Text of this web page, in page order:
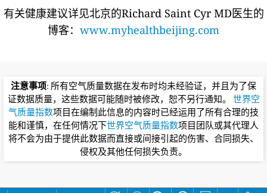
有关健康建议详见北京的Richard Saint Cyr MD医生的
博客： www.myhealthbeijing.com
注意事项: 所有空气质量数据在发布时均未经验证，并且为了保
证数据质量，这些数据可能随时被修改，恕不另行通知。 世界空
气质量指数项目在编制此信息的内容时已经运用了所有合理的技
能和谨慎，在任何情况下世界空气质量指数项目团队或其代理人
将不会为由于提供此数据而直接或间接引起的伤害、合同损失、
侵权及其他任何损失负责。